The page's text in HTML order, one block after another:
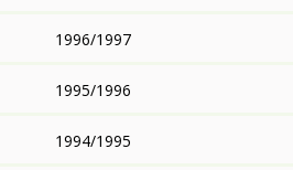
1996/1997
1995/1996
1994/1995